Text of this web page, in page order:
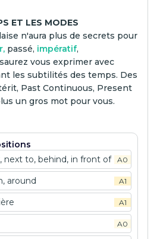
ET LES MODES
n'aura plus de secrets pour
passé, impératif,
vous exprimer avec
les subtilités des temps. Des
Past Continuous, Present
un gros mot pour vous.
next to, behind, in front of
A0
around A1
A1
A0